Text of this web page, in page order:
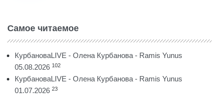
Самое читаемое
КурбановаLIVE - Олена Курбанова - Ramis Yunus
05.08.2026 102
КурбановаLIVE - Олена Курбанова - Ramis Yunus
01.07.2026 23